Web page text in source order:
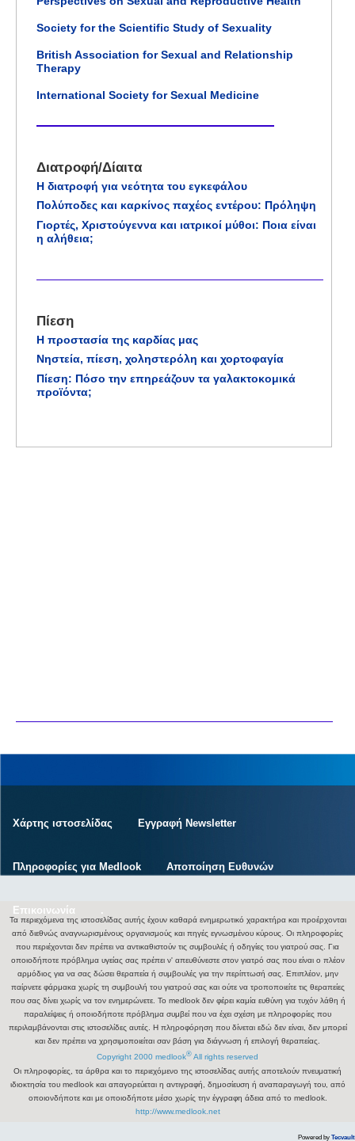
Society for the Scientific Study of Sexuality
British Association for Sexual and Relationship
Therapy
International Society for Sexual Medicine
Διατροφή/Δίαιτα
Η διατροφή για νεότητα του εγκεφάλου
Πολύποδες και καρκίνος παχέος εντέρου: Πρόληψη
Γιορτές, Χριστούγεννα και ιατρικοί μύθοι: Ποια είναι
η αλήθεια;
Πίεση
Η προστασία της καρδίας μας
Νηστεία, πίεση, χοληστερόλη και χορτοφαγία
Πίεση: Πόσο την επηρεάζουν τα γαλακτοκομικά
προϊόντα;
Χάρτης ιστοσελίδας Εγγραφή Newsletter
Πληροφορίες για Medlook Αποποίηση Ευθυνών
Επικοινωνία .
Τα περιεχόμενα της ιστοσελίδας αυτής έχουν καθαρά ενημερωτικό χαρακτήρα και προέρχονται
από διεθνώς αναγνωρισμένους οργανισμούς και πηγές εγνωσμένου κύρους. Οι πληροφορίες
που περιέχονται δεν πρέπει να αντικαθιστούν τις συμβουλές ή οδηγίες του γιατρού σας. Για
οποιοδήποτε πρόβλημα υγείας σας πρέπει ν' απευθύνεστε στον γιατρό σας που είναι ο πλέον
αρμόδιος για να σας δώσει θεραπεία ή συμβουλές για την περίπτωσή σας. Επιπλέον, μην
παίρνετε φάρμακα χωρίς τη συμβουλή του γιατρού σας και ούτε να τροποποιείτε τις θεραπείες
που σας δίνει χωρίς να τον ενημερώνετε. Το medlook δεν φέρει καμία ευθύνη για τυχόν λάθη ή
παραλείψεις ή οποιοδήποτε πρόβλημα συμβεί που να έχει σχέση με πληροφορίες που
περιλαμβάνονται στις ιστοσελίδες αυτές. Η πληροφόρηση που δίνεται εδώ δεν είναι, δεν μπορεί
και δεν πρέπει να χρησιμοποιείται σαν βάση για διάγνωση ή επιλογή θεραπείας.
Copyright 2000 medlook® All rights reserved
Οι πληροφορίες, τα άρθρα και το περιεχόμενο της ιστοσελίδας αυτής αποτελούν πνευματική
ιδιοκτησία του medlook και απαγορεύεται η αντιγραφή, δημοσίευση ή αναπαραγωγή του, από
οποιονδήποτε και με οποιοδήποτε μέσο χωρίς την έγγραφη άδεια από το medlook.
http://www.medlook.net
Powered by Tecvault